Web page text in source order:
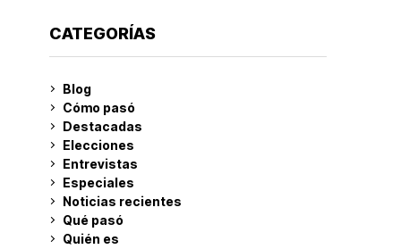
CATEGORÍAS
Blog
Cómo pasó
Destacadas
Elecciones
Entrevistas
Especiales
Noticias recientes
Qué pasó
Quién es